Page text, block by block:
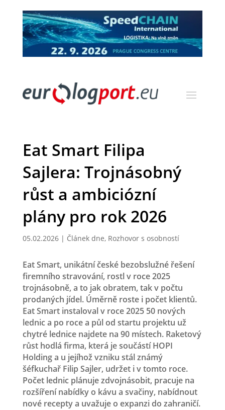
Eat Smart Filipa
Sajlera: Trojnásobný
růst a ambiciózní
plány pro rok 2026
05.02.2026| Článek dne, Rozhovor s osobností
Eat Smart, unikátní české bezobslužné řešení
firemního stravování, rostl v roce 2025
trojnásobně, a to jak obratem, tak v počtu
prodaných jídel. Úměrně roste i počet klientů.
Eat Smart instaloval v roce 2025 50 nových
lednic a po roce a půl od startu projektu už
chytré lednice najdete na 90 místech. Raketový
růst hodlá firma, která je součástí HOPI
Holding a u jejíhož vzniku stál známý
šéfkuchař Filip Sajler, udržet i v tomto roce.
Počet lednic plánuje zdvojnásobit, pracuje na
rozšíření nabídky o kávu a svačiny, nabídnout
nové recepty a uvažuje o expanzi do zahraničí.